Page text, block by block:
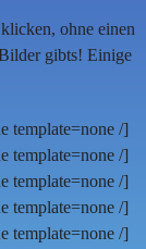
ohne einen
gibts! Einige
template=none /]
template=none /]
template=none /]
template=none /]
template=none /]